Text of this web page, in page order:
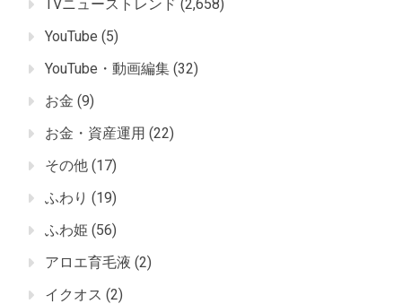
TVニューストレンド (2,658)
YouTube (5)
YouTube・動画編集 (32)
お金 (9)
お金・資産運用 (22)
その他 (17)
ふわり (19)
ふわ姫 (56)
アロエ育毛液 (2)
イクオス (2)